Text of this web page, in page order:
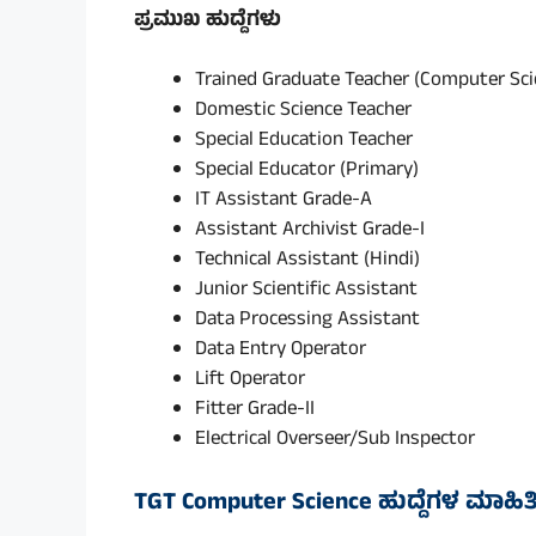
ಪ್ರಮುಖ ಹುದ್ದೆಗಳು
Trained Graduate Teacher (Computer
Domestic Science Teacher
Special Education Teacher
Special Educator (Primary)
IT Assistant Grade-A
Assistant Archivist Grade-I
Technical Assistant (Hindi)
Junior Scientific Assistant
Data Processing Assistant
Data Entry Operator
Lift Operator
Fitter Grade-II
Electrical Overseer/Sub Inspector
TGT Computer Science ಹುದ್ದೆಗಳ ಮಾಹಿತಿ